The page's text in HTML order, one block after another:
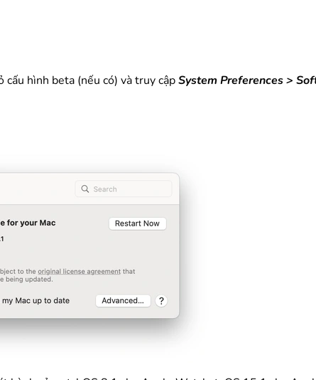
hình beta (nếu có) và truy cậpSystem Preferences >